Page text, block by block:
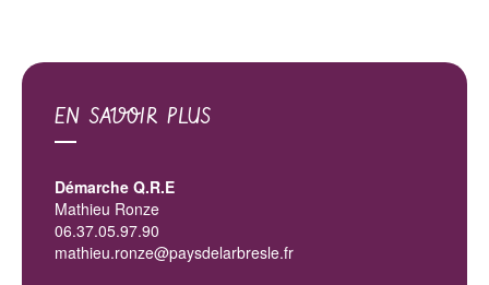
EN SAVOIR PLUS
Démarche Q.R.E
Mathieu Ronze
06.37.05.97.90
mathieu.ronze@paysdelarbresle.fr